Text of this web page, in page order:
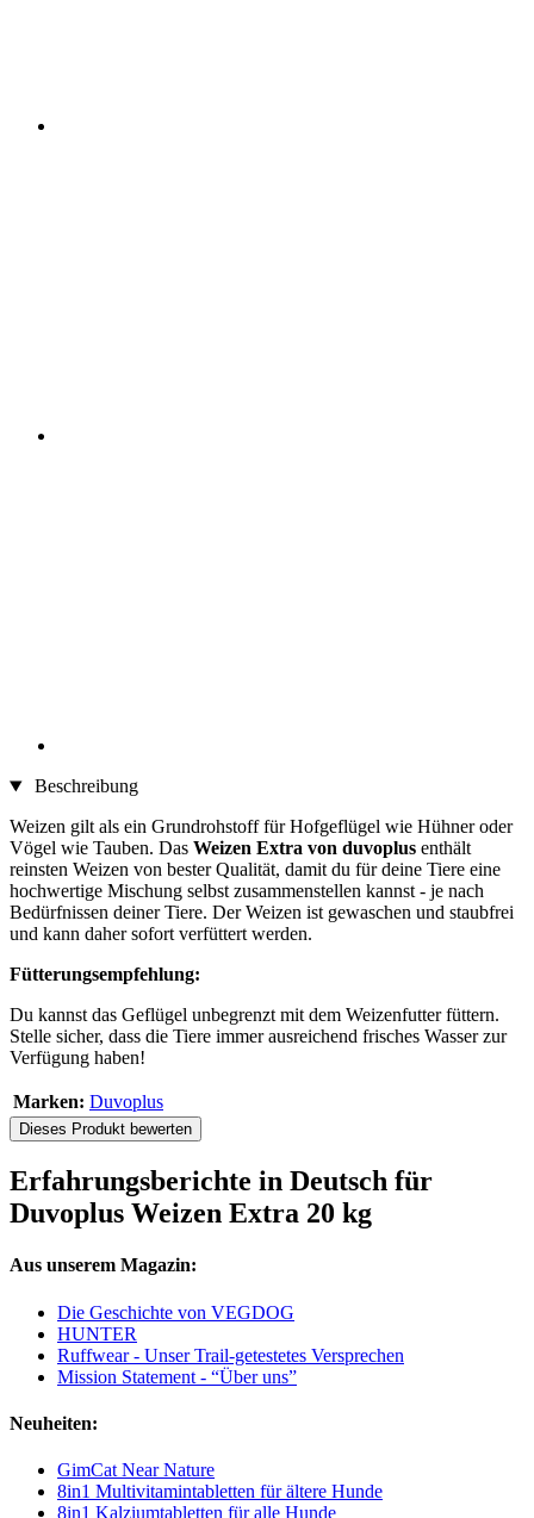
Beschreibung
Weizen gilt als ein Grundrohstoff für Hofgeflügel wie Hühner oder
Vögel wie Tauben. Das Weizen Extra von duvoplus enthält
reinsten Weizen von bester Qualität, damit du für deine Tiere eine
hochwertige Mischung selbst zusammenstellen kannst - je nach
Bedürfnissen deiner Tiere. Der Weizen ist gewaschen und staubfrei
und kann daher sofort verfüttert werden.
Fütterungsempfehlung:
Du kannst das Geflügel unbegrenzt mit dem Weizenfutter füttern.
Stelle sicher, dass die Tiere immer ausreichend frisches Wasser zur
Verfügung haben!
Marken: Duvoplus
Dieses Produkt bewerten
Erfahrungsberichte in Deutsch für
Duvoplus Weizen Extra 20 kg
Aus unserem Magazin:
Die Geschichte von VEGDOG
HUNTER
Ruffwear - Unser Trail-getestetes Versprechen
Mission Statement - “Über uns”
Neuheiten:
GimCat Near Nature
8in1 Multivitamintabletten für ältere Hunde
8in1 Kalziumtabletten für alle Hunde